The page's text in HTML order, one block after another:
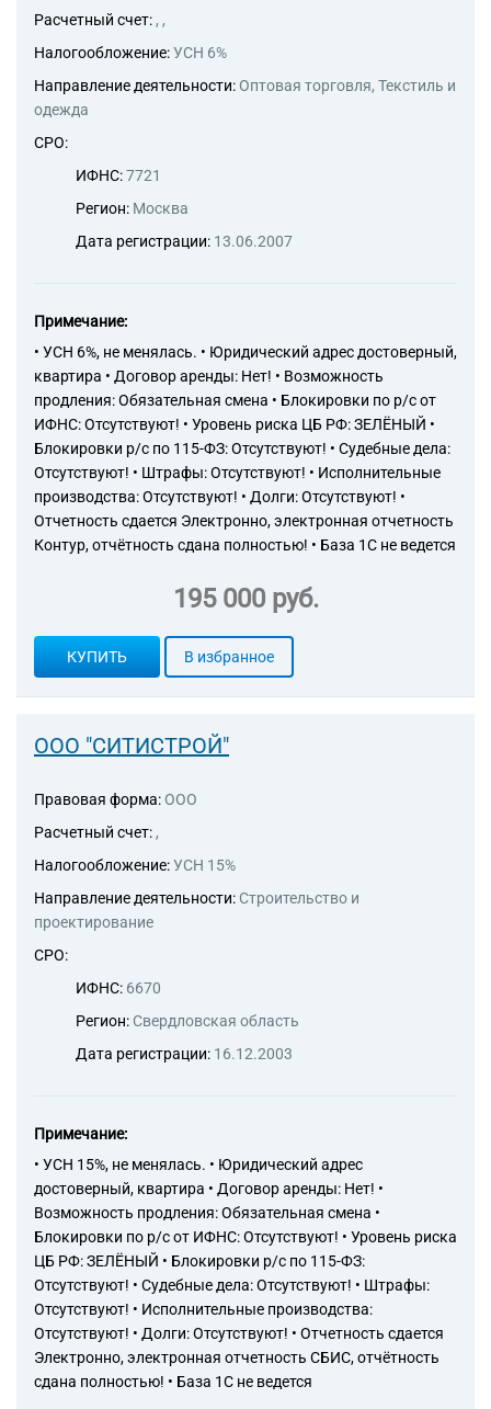
Расчетный счет: , ,
Налогообложение:УСН 6%
Направление деятельности: Оптовая торговля, Текстиль и
одежда
СРО:
ИФНС:7721
Регион: Москва
Дата регистрации: 13.06.2007
Примечание:
• УСН 6%, не менялась. • Юридический адрес достоверный,
квартира • Договор аренды: Нет! • Возможность
продления: Обязательная смена • Блокировки по р/с от
ИФНС: Отсутствуют! • Уровень риска ЦБ РФ: ЗЕЛЁНЫЙ •
Блокировки р/с по 115-ФЗ: Отсутствуют! • Судебные дела:
Отсутствуют! • Штрафы: Отсутствуют! • Исполнительные
производства: Отсутствуют! • Долги: Отсутствуют! •
Отчетность сдается Электронно, электронная отчетность
Контур, отчётность сдана полностью! • База 1С не ведется
195 000 руб.
КУПИТЬ В избранное
ООО "СИТИСТРОЙ"
Правовая форма: ООО
Расчетный счет: ,
Налогообложение:УСН 15%
Направление деятельности: Строительство и
проектирование
СРО:
ИФНС: 6670
Регион: Свердловская область
Дата регистрации: 16.12.2003
Примечание:
• УСН 15%, не менялась. • Юридический адрес
достоверный, квартира • Договор аренды: Нет! •
Возможность продления: Обязательная смена •
Блокировки по р/с от ИФНС: Отсутствуют! • Уровень риска
ЦБ РФ: ЗЕЛЁНЫЙ • Блокировки р/с по 115-ФЗ:
Отсутствуют! • Судебные дела: Отсутствуют! • Штрафы:
Отсутствуют! • Исполнительные производства:
Отсутствуют! • Долги: Отсутствуют! • Отчетность сдается
Электронно, электронная отчетность СБИС, отчётность
сдана полностью! • База 1С не ведется